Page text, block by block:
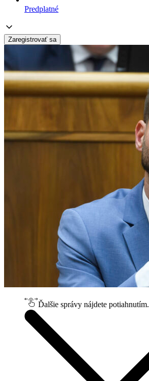
Predplatné
Zaregistrovať sa
Ďalšie správy nájdete potiahnutím.